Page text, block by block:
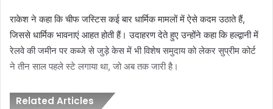
राकेश ने कहा कि चीफ जस्टिस कई बार धार्मिक मामलों में ऐसे कदम उठाते हैं,
जिससे धार्मिक भावनाएं आहत होती हैं। उदाहरण देते हुए उन्होंने कहा कि हल्द्वानी में
रेलवे की जमीन पर कब्जे से जुड़े केस में भी विशेष समुदाय को लेकर सुप्रीम कोर्ट
ने तीन साल पहले स्टे लगाया था, जो अब तक जारी है।
Related Articles